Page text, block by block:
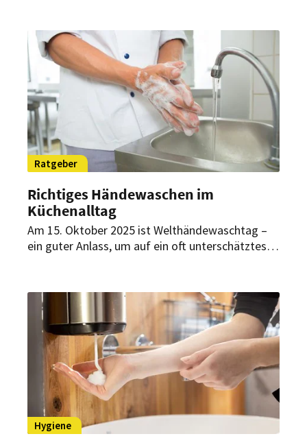
Köchen aller Karrierestufen frische Impulse,
wertvolles Fachwissen und – ganz neu – zwei
Mitgliederreisen.
Ratgeber
Richtiges Händewaschen im
Küchenalltag
Am 15. Oktober 2025 ist Welthändewaschtag –
ein guter Anlass, um auf ein oft unterschätztes
entscheidend für Lebensmittelsicherheit und
Qualität. Doch was braucht es für wirklich
saubere Hände?
Hygiene